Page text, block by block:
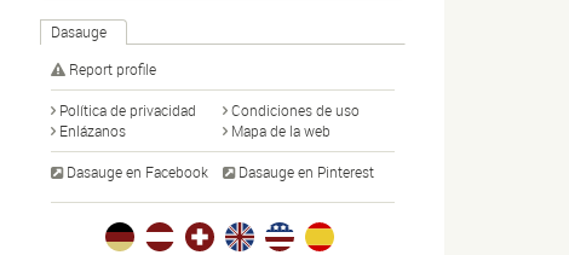
Dasauge
Report profile
Política de privacidad
Condiciones de uso
Enlázanos
Mapa de la web
Dasauge en Facebook Dasauge en Pinterest